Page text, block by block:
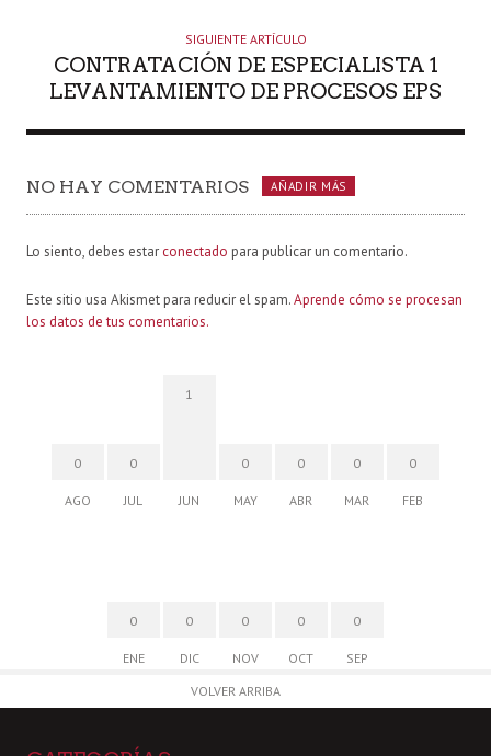
SIGUIENTE ARTÍCULO
CONTRATACIÓN DE ESPECIALISTA 1
LEVANTAMIENTO DE PROCESOS EPS
NO HAY COMENTARIOS AÑADIR MÁS
Lo siento, debes estar conectado para publicar un comentario.
Este sitio usa Akismet para reducir el spam.Aprende cómo se procesan
los datos de tus comentarios.
0
AGO
0
JUL
1
JUN
0
MAY
0
ABR
0
MAR
0
FEB
0
ENE
0
DIC
0
NOV
0
OCT
0
SEP
VOLVER ARRIBA